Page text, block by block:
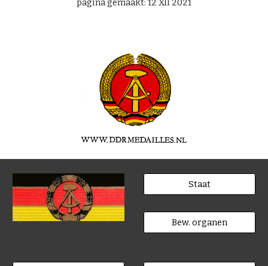
pagina gemaakt: 12 XII 2021
Staat
Bew. organen